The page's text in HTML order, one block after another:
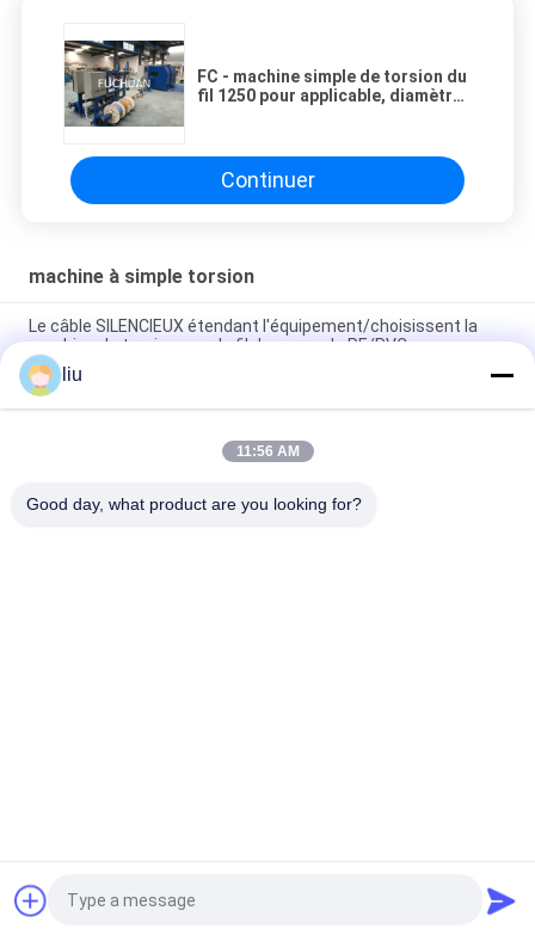
FC - machine simple de torsion du
fil 1250 pour applicable, diamètre
Continuer
machine à simple torsion
Le câble SILENCIEUX étendant l'équipement/choisissent la
machine de torsion pour le fil de noyau du PE/PVC
Machine/câble de câble unique de câblage cuivre étendant le
diamètre 0.6-3mm de machine
Vue le diamètre externe maximum 25mm, 500rpm de torsion
Demandez un devis
liu
11:56 AM
Good day, what product are you looking for?